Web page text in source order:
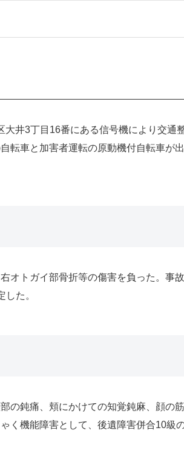
井3丁目16番にある信号機により交通
転車と加害者運転の原動機付自転車が
オトガイ部骨折等の傷害を負った。事
た。
の鈍痛、頬にかけての知覚鈍麻、顔の
く機能障害として、後遺障害併合10級